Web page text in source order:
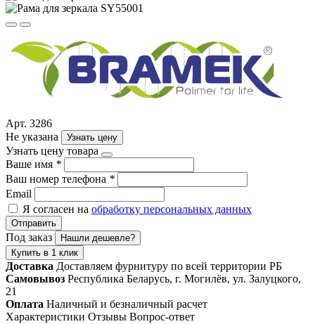
Арт. 3286
Не указана
Узнать цену
Узнать цену товара
Ваше имя *
Ваш номер телефона *
Email
Я согласен на обработку персональных данных
Отправить
Под заказ
Нашли дешевле?
Купить в 1 клик
Доставка Доставляем фурнитуру по всей территории РБ
Самовывоз Республика Беларусь, г. Могилёв, ул. Залуцкого,
21
Оплата Наличный и безналичный расчет
Характеристики Отзывы Вопрос-ответ